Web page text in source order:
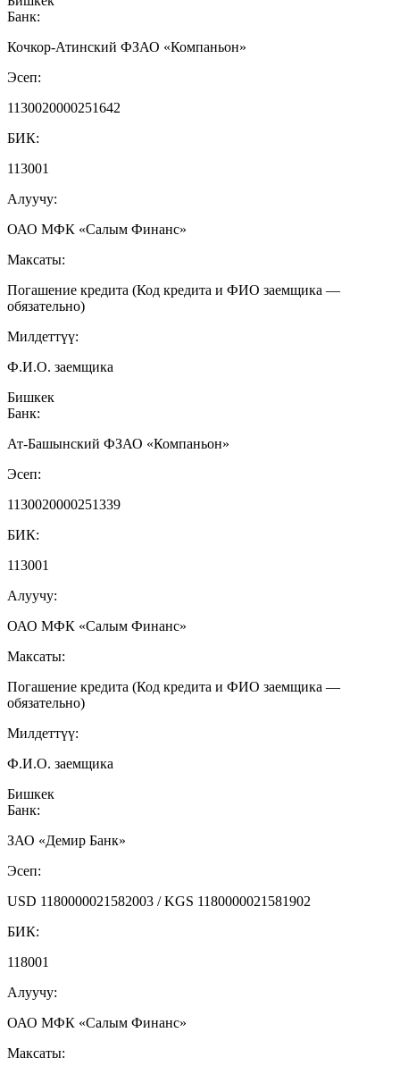
Банк:
Кочкор-Атинский ФЗАО «Компаньон»
Эсеп:
1130020000251642
БИК:
113001
Алуучу:
ОАО МФК «Салым Финанс»
Максаты:
Погашение кредита (Код кредита и ФИО заемщика —
обязательно)
Милдеттүү:
Ф.И.О. заемщика
Бишкек
Банк:
Ат-Башынский ФЗАО «Компаньон»
Эсеп:
1130020000251339
БИК:
113001
Алуучу:
ОАО МФК «Салым Финанс»
Максаты:
Погашение кредита (Код кредита и ФИО заемщика —
обязательно)
Милдеттүү:
Ф.И.О. заемщика
Бишкек
Банк:
ЗАО «Демир Банк»
Эсеп:
USD 1180000021582003 / KGS 1180000021581902
БИК:
118001
Алуучу:
ОАО МФК «Салым Финанс»
Максаты: